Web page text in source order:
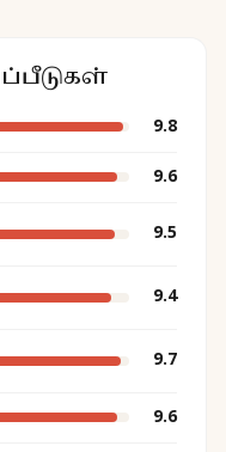
9.8
9.6
9.5
9.4
9.7
9.6